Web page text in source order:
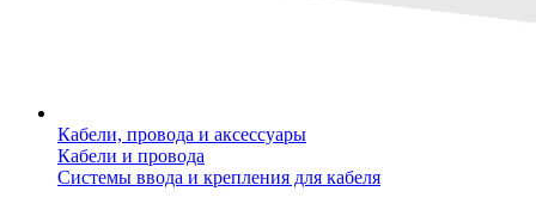
Кабели, провода и аксессуары
Кабели и провода
Системы ввода и крепления для кабеля